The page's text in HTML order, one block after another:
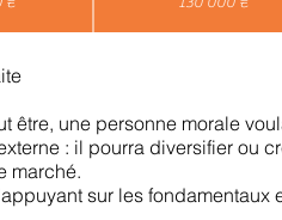
être, une personne morale
: il pourra diversifier ou
marché.
sur les fondamentaux